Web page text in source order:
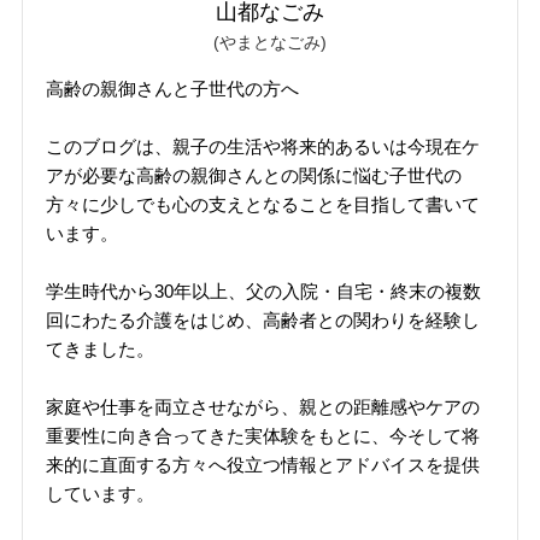
山都なごみ
(やまとなごみ)
高齢の親御さんと子世代の方へ
このブログは、親子の生活や将来的あるいは今現在ケ
アが必要な高齢の親御さんとの関係に悩む子世代の
方々に少しでも心の支えとなることを目指して書いて
います。
学生時代から30年以上、父の入院・自宅・終末の複数
回にわたる介護をはじめ、高齢者との関わりを経験し
てきました。
家庭や仕事を両立させながら、親との距離感やケアの
重要性に向き合ってきた実体験をもとに、今そして将
来的に直面する方々へ役立つ情報とアドバイスを提供
しています。